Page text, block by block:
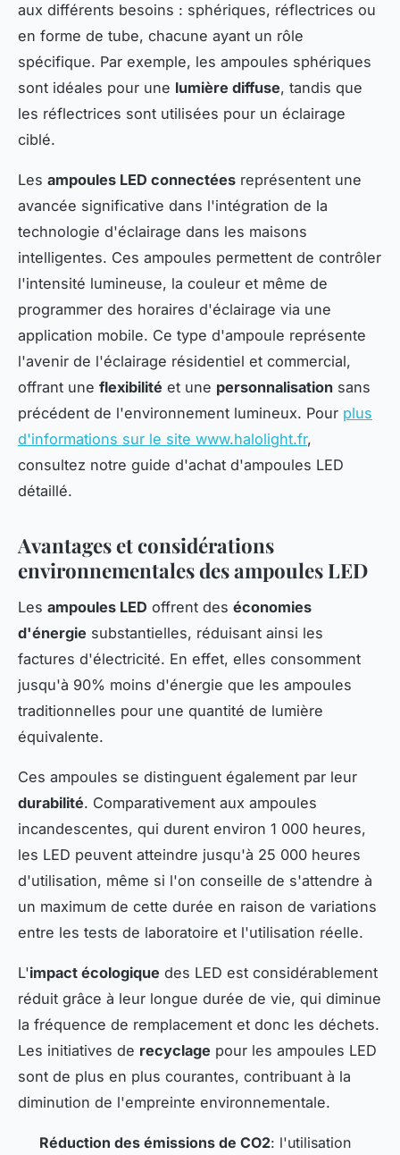
aux différents besoins : sphériques, réflectrices ou
en forme de tube, chacune ayant un rôle
spécifique. Par exemple, les ampoules sphériques
sont idéales pour une lumière diffuse, tandis que
les réflectrices sont utilisées pour un éclairage
ciblé.
Les ampoules LED connectées représentent une
avancée significative dans l'intégration de la
technologie d'éclairage dans les maisons
intelligentes. Ces ampoules permettent de contrôler
l'intensité lumineuse, la couleur et même de
programmer des horaires d'éclairage via une
application mobile. Ce type d'ampoule représente
l'avenir de l'éclairage résidentiel et commercial,
offrant une flexibilité et une personnalisation sans
précédent de l'environnement lumineux. Pour plus
d'informations sur le site www.halolight.fr,
consultez notre guide d'achat d'ampoules LED
détaillé.
Avantages et considérations
environnementales des ampoules LED
Les ampoules LED offrent des économies
d'énergie substantielles, réduisant ainsi les
factures d'électricité. En effet, elles consomment
jusqu'à 90% moins d'énergie que les ampoules
traditionnelles pour une quantité de lumière
équivalente.
Ces ampoules se distinguent également par leur
durabilité. Comparativement aux ampoules
incandescentes, qui durent environ 1 000 heures,
les LED peuvent atteindre jusqu'à 25 000 heures
d'utilisation, même si l'on conseille de s'attendre à
un maximum de cette durée en raison de variations
entre les tests de laboratoire et l'utilisation réelle.
L'impact écologique des LED est considérablement
réduit grâce à leur longue durée de vie, qui diminue
la fréquence de remplacement et donc les déchets.
Les initiatives de recyclage pour les ampoules LED
sont de plus en plus courantes, contribuant à la
diminution de l'empreinte environnementale.
Réduction des émissions de CO2: l'utilisation